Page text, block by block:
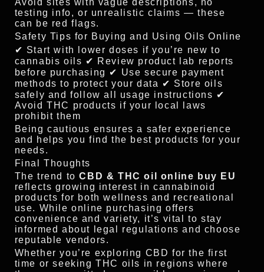
Avoid sites with vague descriptions, no
testing info, or unrealistic claims — these
can be red flags.
Safety Tips for Buying and Using Oils Online
✔ Start with lower doses if you’re new to
cannabis oils ✔ Review product lab reports
before purchasing ✔ Use secure payment
methods to protect your data ✔ Store oils
safely and follow all usage instructions ✔
Avoid THC products if your local laws
prohibit them
Being cautious ensures a safer experience
and helps you find the best products for your
needs.
Final Thoughts
The trend toCBD & THC oil online buy EU
reflects growing interest in cannabinoid
products for both wellness and recreational
use. While online purchasing offers
convenience and variety, it’s vital to stay
informed about legal regulations and choose
reputable vendors.
Whether you’re exploring CBD for the first
time or seeking THC oils in regions where